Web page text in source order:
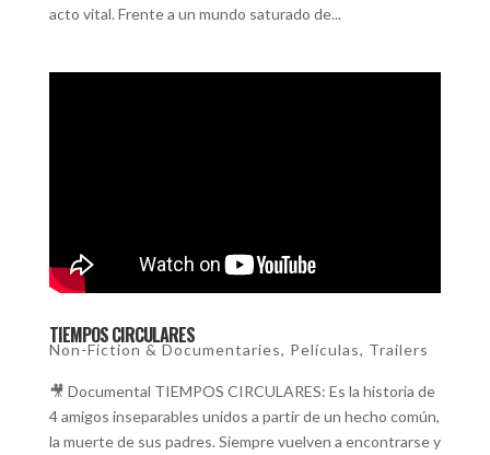
acto vital. Frente a un mundo saturado de...
TIEMPOS CIRCULARES
Non-Fiction & Documentaries, Películas, Trailers
🎥 Documental TIEMPOS CIRCULARES: Es la historia de
4 amigos inseparables unidos a partir de un hecho común,
la muerte de sus padres. Siempre vuelven a encontrarse y